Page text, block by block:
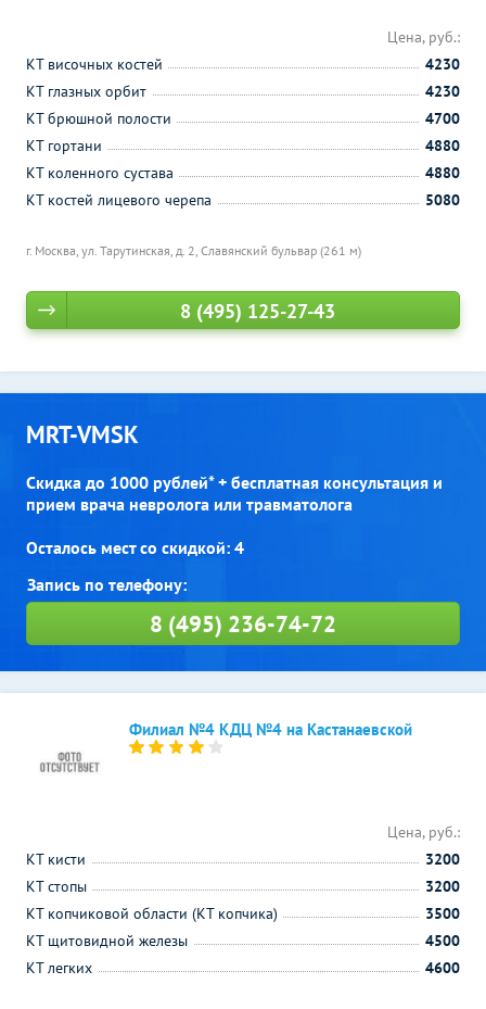
г. Москва, ул. Тарутинская, д. 2, Славянский бульвар (261 м)
Цена, руб.:
КТ височных костей
4230
КТ глазных орбит
4230
КТ брюшной полости
4700
КТ гортани
4880
КТ коленного сустава
4880
КТ костей лицевого черепа
5080
8 (495) 125-27-43
MRT-VMSK
Скидка до 1000 рублей* + бесплатная консультация и
прием врача невролога или травматолога
Осталось мест со скидкой: 4
8 (495) 236-74-72
Филиал №4 КДЦ №4 на Кастанаевской
Цена, руб.:
КТ кисти
3200
КТ стопы
3200
КТ копчиковой области (КТ копчика)
3500
КТ щитовидной железы
4500
КТ легких
4600